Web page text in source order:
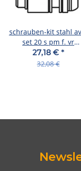
schrauben-kit stahl
set 20 s pm f. vr
180mm/hr 160mm, cps
& standard
27,18 € *
32,08 €